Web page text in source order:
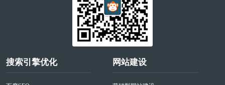
搜索引擎优化 网站建设